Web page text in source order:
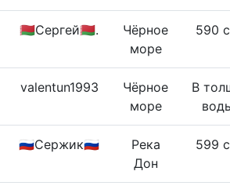
🇧🇾Сергей🇧🇾.
Чёрное
море
590
valentun1993
Чёрное
море
В
🇷🇺Сержик🇷🇺
Река
Дон
599